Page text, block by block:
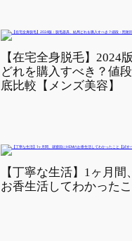
【在宅全身脱毛】2024
どれを購入すべき？値
底比較【メンズ美容】
【丁寧な生活】1ヶ月
お香生活してわかった